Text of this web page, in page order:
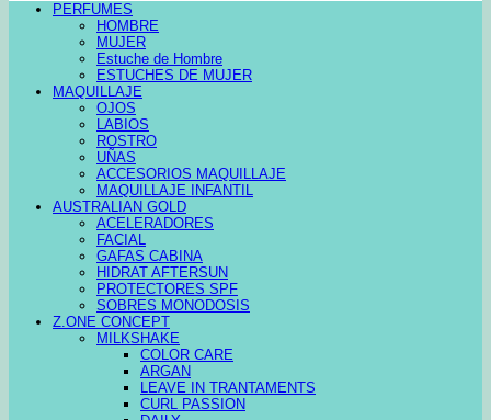
PERFUMES
HOMBRE
MUJER
Estuche de Hombre
ESTUCHES DE MUJER
MAQUILLAJE
OJOS
LABIOS
ROSTRO
UÑAS
ACCESORIOS MAQUILLAJE
MAQUILLAJE INFANTIL
AUSTRALIAN GOLD
ACELERADORES
FACIAL
GAFAS CABINA
HIDRAT AFTERSUN
PROTECTORES SPF
SOBRES MONODOSIS
Z.ONE CONCEPT
MILKSHAKE
COLOR CARE
ARGAN
LEAVE IN TRANTAMENTS
CURL PASSION